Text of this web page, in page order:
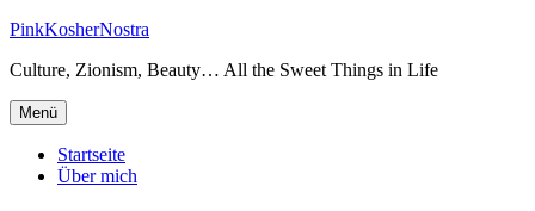
Zum
springen
PinkKosherNostra
Culture, Zionism, Beauty… All the Sweet Things in Life
Menü
Startseite
Über mich